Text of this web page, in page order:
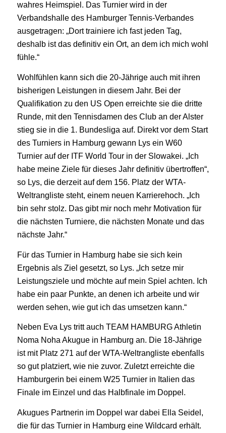
wahres Heimspiel. Das Turnier wird in der
Verbandshalle des Hamburger Tennis-Verbandes
ausgetragen: „Dort trainiere ich fast jeden Tag,
deshalb ist das definitiv ein Ort, an dem ich mich wohl
fühle.“
Wohlfühlen kann sich die 20-Jährige auch mit ihren
bisherigen Leistungen in diesem Jahr. Bei der
Qualifikation zu den US Open erreichte sie die dritte
Runde, mit den Tennisdamen des Club an der Alster
stieg sie in die 1. Bundesliga auf. Direkt vor dem Start
des Turniers in Hamburg gewann Lys ein W60
Turnier auf der ITF World Tour in der Slowakei. „Ich
habe meine Ziele für dieses Jahr definitiv übertroffen“,
so Lys, die derzeit auf dem 156. Platz der WTA-
Weltrangliste steht, einem neuen Karrierehoch. „Ich
bin sehr stolz. Das gibt mir noch mehr Motivation für
die nächsten Turniere, die nächsten Monate und das
nächste Jahr.“
Für das Turnier in Hamburg habe sie sich kein
Ergebnis als Ziel gesetzt, so Lys. „Ich setze mir
Leistungsziele und möchte auf mein Spiel achten. Ich
habe ein paar Punkte, an denen ich arbeite und wir
werden sehen, wie gut ich das umsetzen kann.“
Neben Eva Lys tritt auch TEAM HAMBURG Athletin
Noma Noha Akugue in Hamburg an. Die 18-Jährige
ist mit Platz 271 auf der WTA-Weltrangliste ebenfalls
so gut platziert, wie nie zuvor. Zuletzt erreichte die
Hamburgerin bei einem W25 Turnier in Italien das
Finale im Einzel und das Halbfinale im Doppel.
Akugues Partnerin im Doppel war dabei Ella Seidel,
die für das Turnier in Hamburg eine Wildcard erhält.